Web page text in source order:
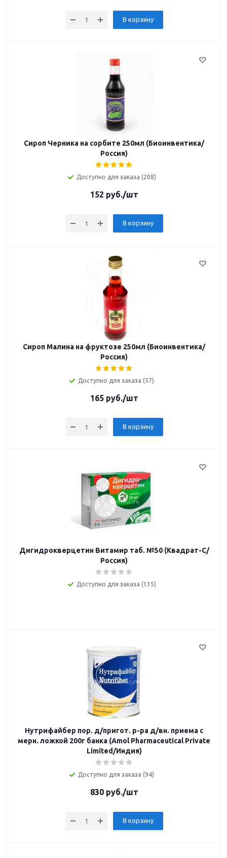
В корзину
Сироп Черника на сорбите 250мл (Биоинвентика/
Россия)
Доступно для заказа (208)
152 руб./шт
В корзину
Сироп Малина на фруктозе 250мл (Биоинвентика/
Россия)
Доступно для заказа (57)
165руб./шт
В корзину
Дигидрокверцетин Витамир таб. №50 (Квадрат-С/
Россия)
Доступно для заказа (135)
Нутрифайбер пор. д/пригот. р-ра д/вн. приема с
мерн. ложкой 200г банка (Amol Pharmaceutical Private
Limited/Индия)
Доступно для заказа (94)
830руб./шт
В корзину